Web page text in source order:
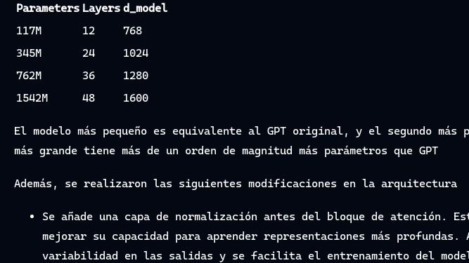
Parameters Layers d_model
117M
12
768
345M
24
1024
762M
36
1280
1542M
48 1600
El modelo más pequeño es equivalente al GPT original, y el segundo más
más grande tiene más de un orden de magnitud más parámetros que GPT
Además, se realizaron las siguientes modificaciones en la arquitectura
Se añade una capa de normalización antes del bloque de atención.
mejorar su capacidad para aprender representaciones más
variabilidad en las salidas y se facilita el entrenamiento del